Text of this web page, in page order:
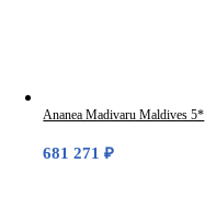
Ananea Madivaru Maldives 5*
681 271₽